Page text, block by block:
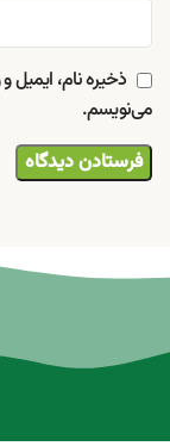
ذخیره نام، ایمیل
می‌نویسم.